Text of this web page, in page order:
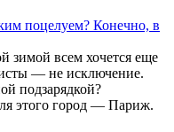
поцелуем? Конечно, в
зимой всем хочется еще
— не исключение.
подзарядкой?
этого город — Париж.